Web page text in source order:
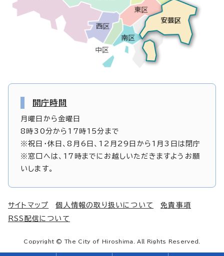
開庁時間
月曜日から金曜日
8時30分から17時15分まで
※祝日・休日、8月6日、12月29日から1月3日は閉庁
※窓口へは、17時までにお越しいただきますようお願
いします。
サイトマップ 個人情報の取り扱いについて
免責事項
RSS配信について
Copyright © The City of Hiroshima. All Rights Reserved.